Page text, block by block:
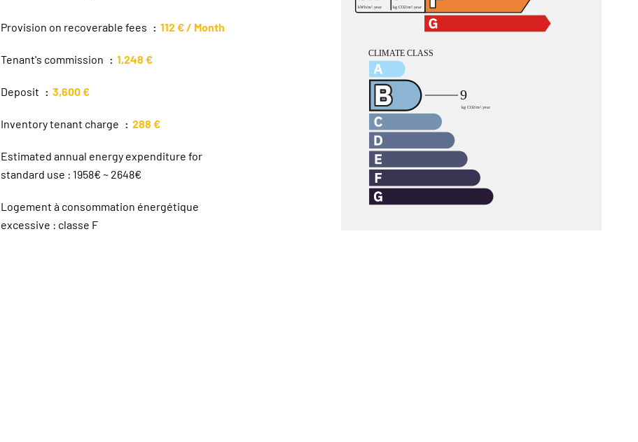
Provision on recoverable fees 112 € / Month
Tenant's commission 1,248 €
Deposit 3,600 €
Inventory tenant charge 288 €
Estimated annual energy expenditure for
standard use : 1958€ ~ 2648€
Logement à consommation énergétique
excessive : classe F